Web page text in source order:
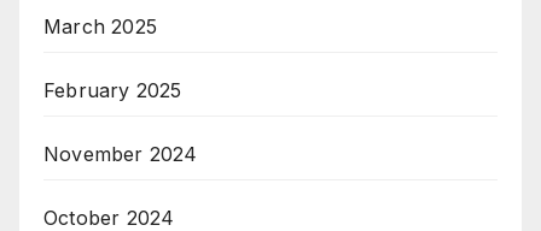
March 2025
February 2025
November 2024
October 2024